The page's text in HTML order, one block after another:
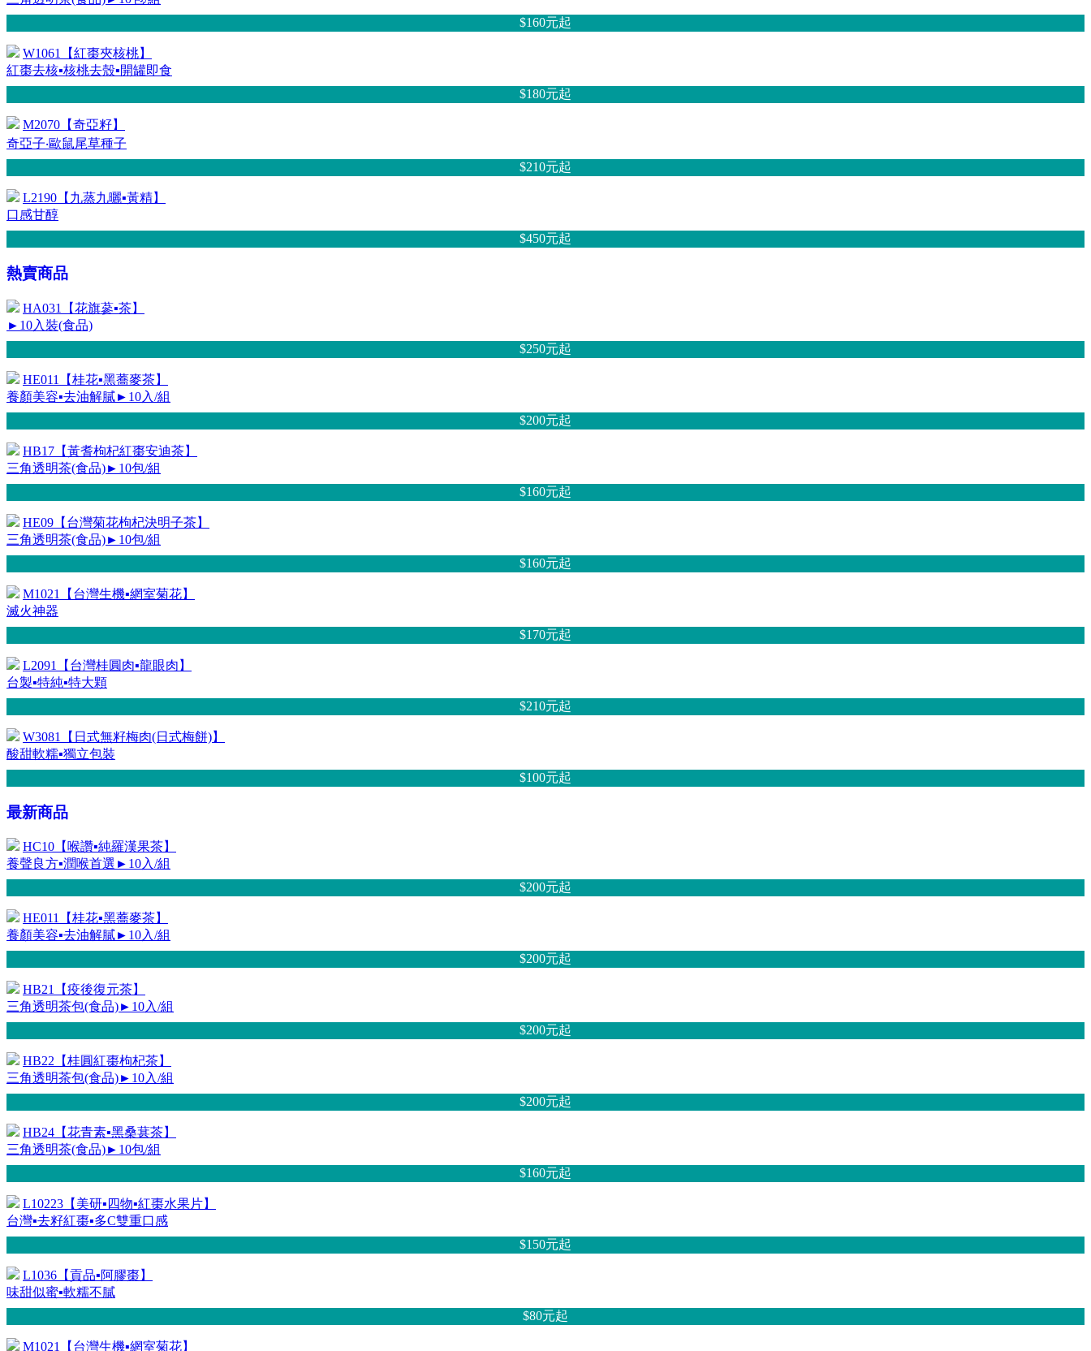
$160元起
W1061【紅棗夾核桃】
紅棗去核▪核桃去殼▪開罐即食
$180元起
M2070【奇亞籽】
奇亞子‧歐鼠尾草種子
$210元起
L2190【九蒸九曬▪黃精】
口感甘醇
$450元起
熱賣商品
HA031【花旗蔘▪茶】
►10入裝(食品)
$250元起
HE011【桂花▪黑蕎麥茶】
養顏美容▪去油解膩►10入/組
$200元起
HB17【黃耆枸杞紅棗安迪茶】
三角透明茶(食品)►10包/組
$160元起
HE09【台灣菊花枸杞決明子茶】
三角透明茶(食品)►10包/組
$160元起
M1021【台灣生機▪網室菊花】
滅火神器
$170元起
L2091【台灣桂圓肉▪龍眼肉】
台製▪特純▪特大顆
$210元起
W3081【日式無籽梅肉(日式梅餅)】
酸甜軟糯▪獨立包裝
$100元起
最新商品
HC10【喉讚▪純羅漢果茶】
養聲良方▪潤喉首選►10入/組
$200元起
HE011【桂花▪黑蕎麥茶】
養顏美容▪去油解膩►10入/組
$200元起
HB21【疫後復元茶】
三角透明茶包(食品)►10入/組
$200元起
HB22【桂圓紅棗枸杞茶】
三角透明茶包(食品)►10入/組
$200元起
HB24【花青素▪黑桑葚茶】
三角透明茶(食品)►10包/組
$160元起
L10223【美研▪四物▪紅棗水果片】
台灣▪去籽紅棗▪多C雙重口感
$150元起
L1036【貢品▪阿膠棗】
味甜似蜜▪軟糯不膩
$80元起
M1021【台灣生機▪網室菊花】